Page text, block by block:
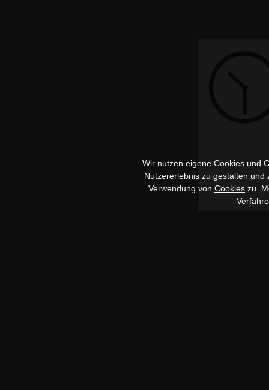
Wir nutzen eigene Cookies und
Nutzererlebnis zu gestalten
Verwendung von Cookies zu.